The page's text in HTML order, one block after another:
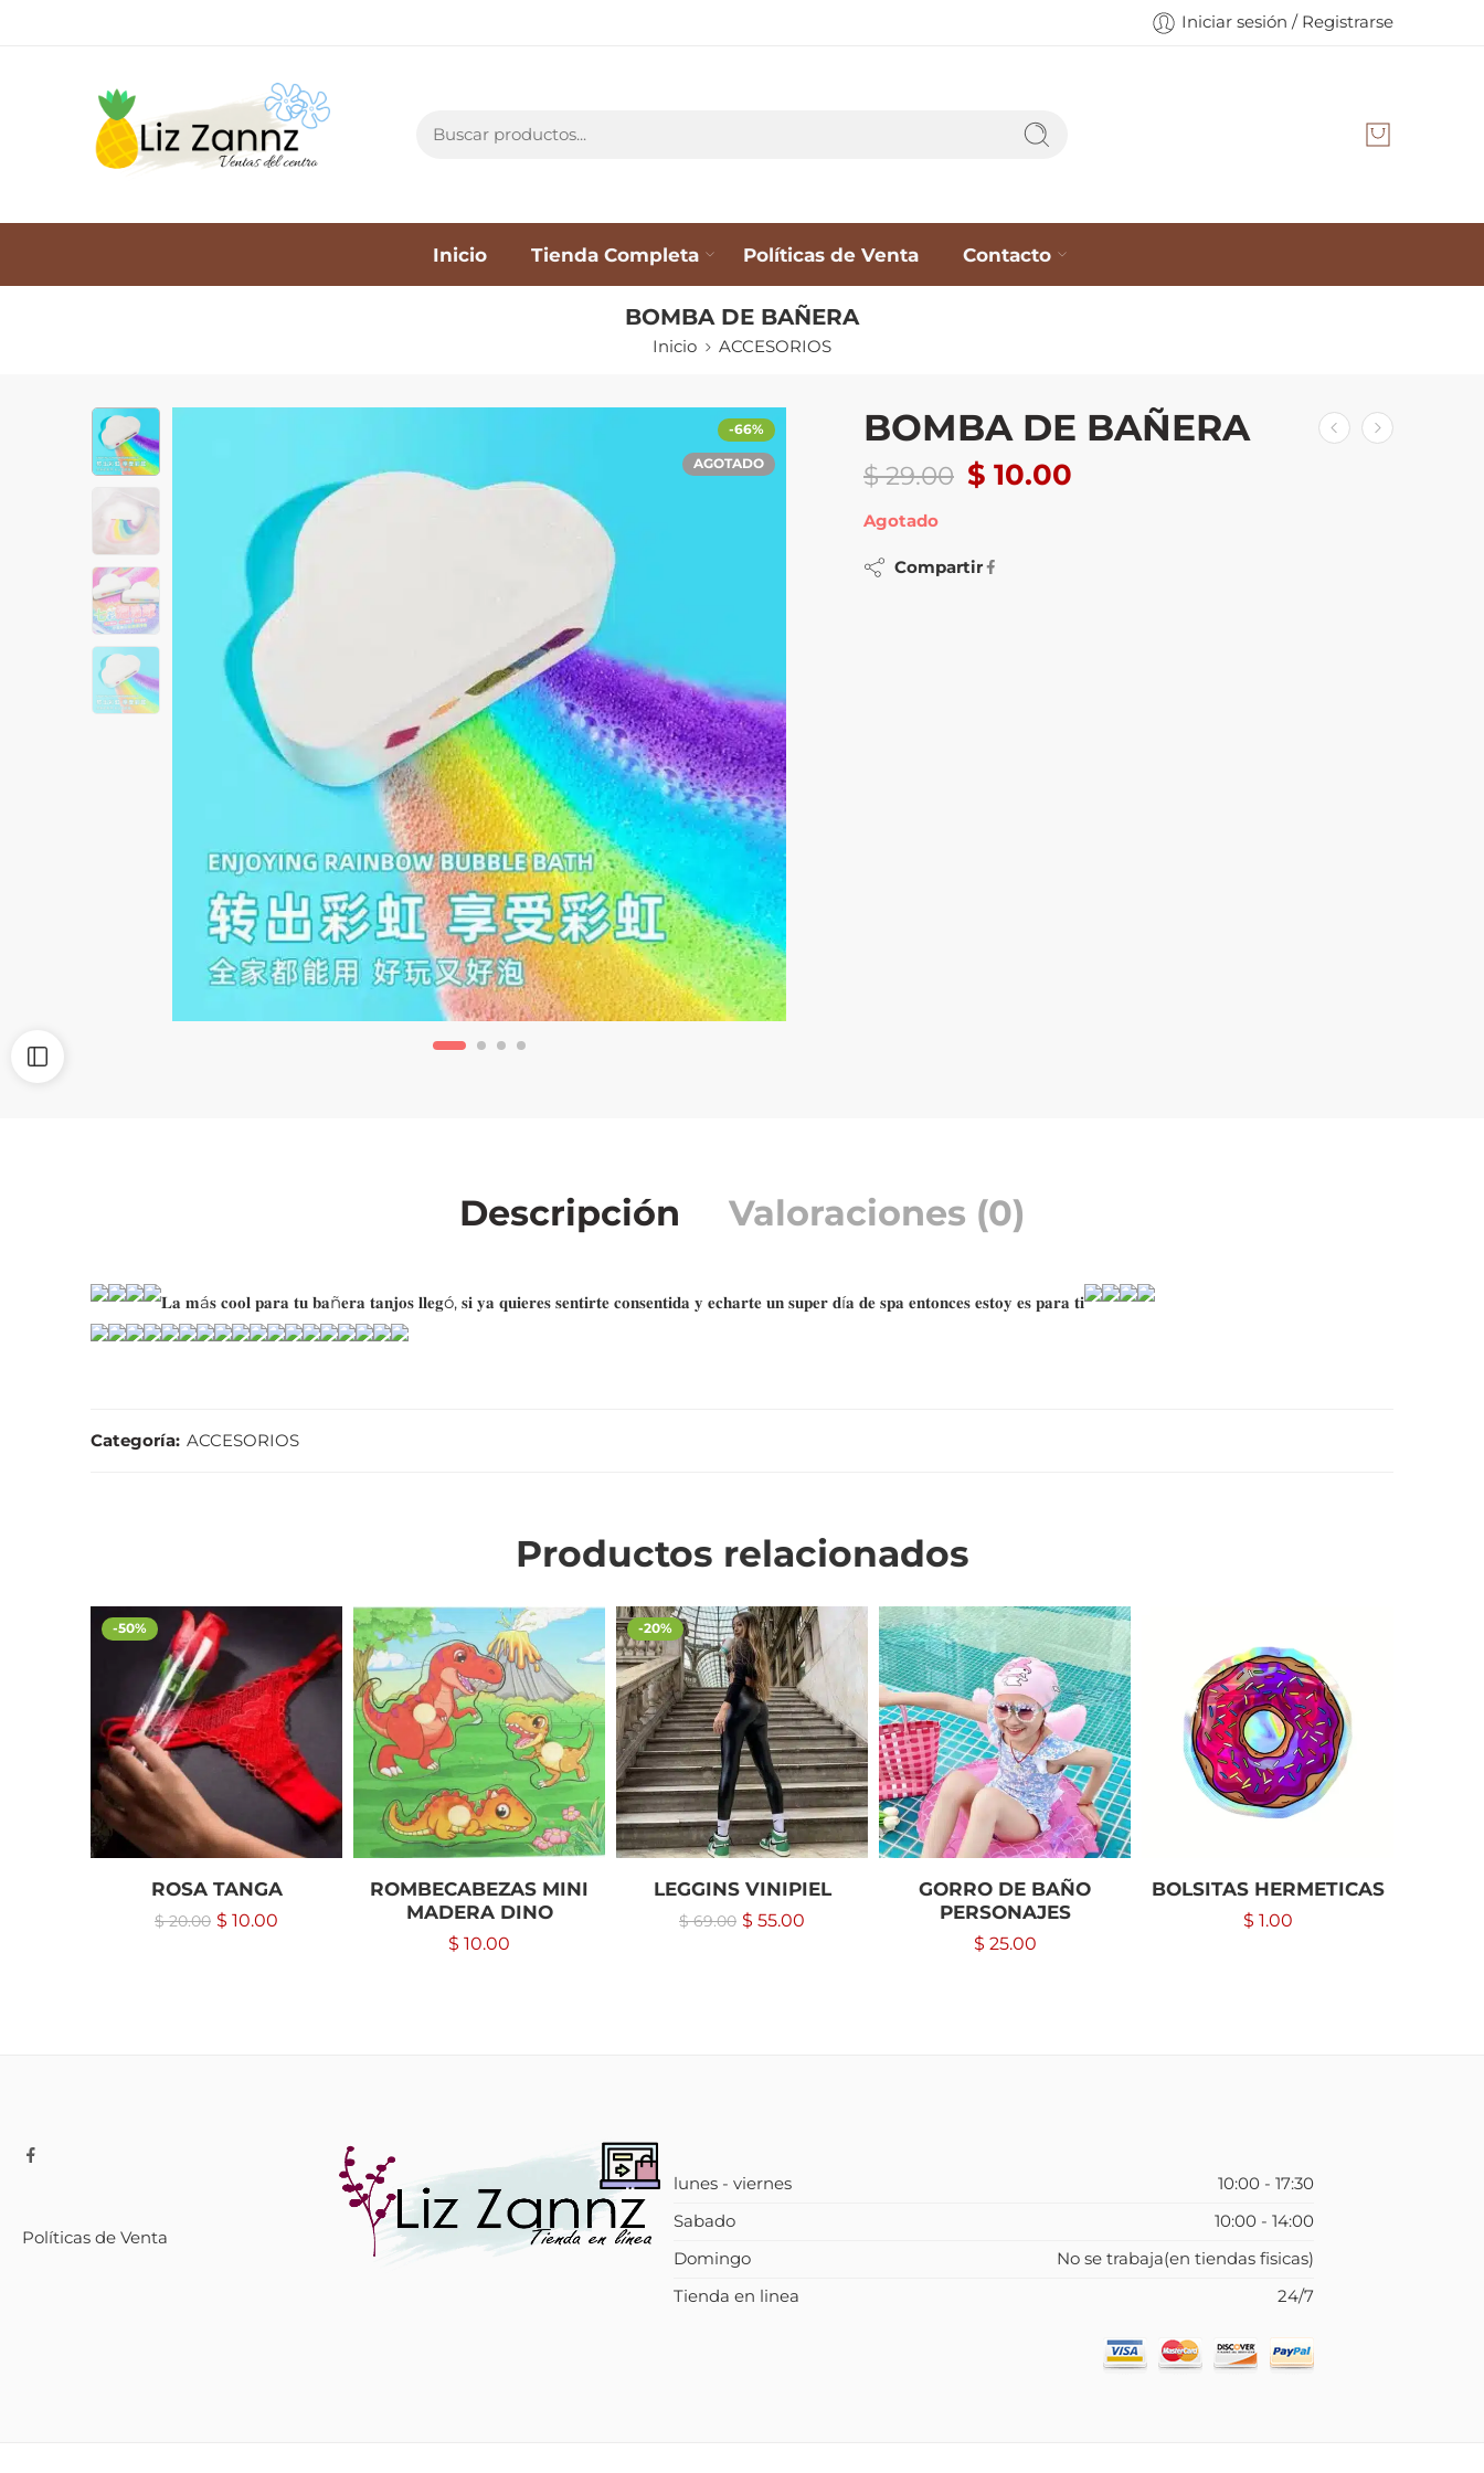
Iniciar sesión / Registrarse
Inicio Tienda Completa Políticas de Venta Contacto
BOMBA DE BAÑERA
Inicio ACCESORIOS
-66%
AGOTADO
BOMBA DE BAÑERA
$29.00 $ 10.00
Agotado
Compartir
Descripción Valoraciones (0)
𝐋𝐚 𝐦á𝐬 𝐜𝐨𝐨𝐥 𝐩𝐚𝐫𝐚 𝐭𝐮 𝐛𝐚ñ𝐞𝐫𝐚 𝐭𝐚𝐧𝐣𝐨𝐬 𝐥𝐥𝐞𝐠ó, 𝐬𝐢 𝐲𝐚 𝐪𝐮𝐢𝐞𝐫𝐞𝐬 𝐬𝐞𝐧𝐭𝐢𝐫𝐭𝐞 𝐜𝐨𝐧𝐬𝐞𝐧𝐭𝐢𝐝𝐚 𝐲 𝐞𝐜𝐡𝐚𝐫𝐭𝐞 𝐮𝐧 𝐬𝐮𝐩𝐞𝐫 𝐝í𝐚 𝐝𝐞 𝐬𝐩𝐚 𝐞𝐧𝐭𝐨𝐧𝐜𝐞𝐬 𝐞𝐬𝐭𝐨𝐲 𝐞𝐬 𝐩𝐚𝐫𝐚 𝐭𝐢
Categoría: ACCESORIOS
Productos relacionados
-50%
ROSA TANGA
$20.00 $ 10.00
ROMBECABEZAS MINI
MADERA DINO
$ 10.00
-20%
LEGGINS VINIPIEL
$69.00 $ 55.00
GORRO DE BAÑO
PERSONAJES
$ 25.00
BOLSITAS HERMETICAS
$ 1.00
Políticas de Venta
lunes - viernes
10:00 - 17:30
Sabado
10:00 - 14:00
Domingo
No se trabaja(en tiendas fisicas)
Tienda en linea
24/7